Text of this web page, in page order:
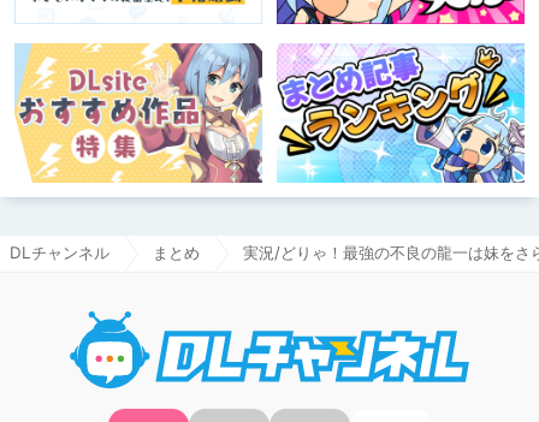
DLチャンネル まとめ 実況/どりゃ！最強の不良の龍一は妹をさ